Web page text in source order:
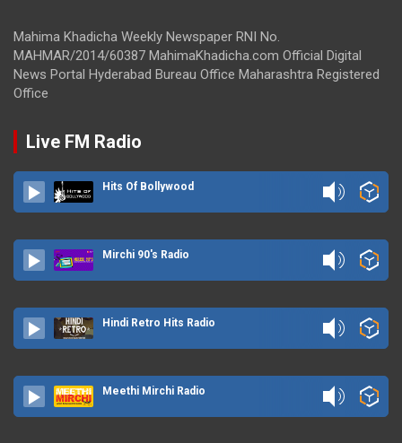
Mahima Khadicha Weekly Newspaper RNI No.
MAHMAR/2014/60387 MahimaKhadicha.com Official Digital
News Portal Hyderabad Bureau Office Maharashtra Registered
Office
Live FM Radio
Hits Of Bollywood
Mirchi 90's Radio
Hindi Retro Hits Radio
Meethi Mirchi Radio